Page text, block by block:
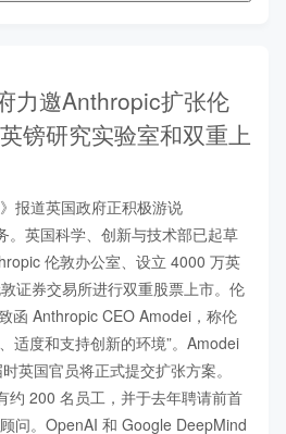
力邀Anthropic扩张伦
镑研究实验室和双重上
报道英国政府正积极游说
。英国科学、创新与技术部已起草
伦敦办公室、设立 4000 万英
证券交易所进行双重股票上市。伦
函 Anthropic CEO Amodei，称伦
适度和支持创新的环境”。Amodei
英国官员将正式提交扩张方案。
约 200 名员工，并于去年聘请前首
问。OpenAI 和 Google DeepMind